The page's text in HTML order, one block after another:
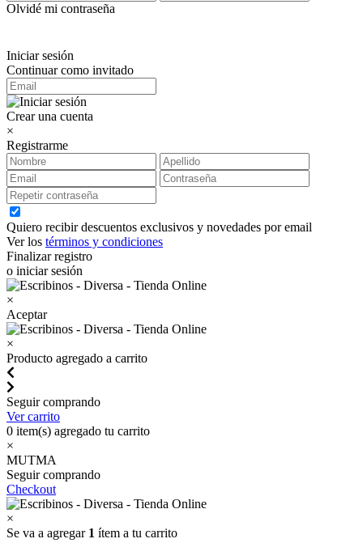
Olvidé mi contraseña
Iniciar sesión
Continuar como invitado
Crear una cuenta
×
Registrarme
Quiero recibir descuentos exclusivos y novedades por email
Ver los términos y condiciones
Finalizar registro
o iniciar sesión
×
Aceptar
×
Producto agregado a carrito
Seguir comprando
Ver carrito
0 item(s) agregado tu carrito
×
MUTMA
Seguir comprando
Checkout
×
Se va a agregar 1 ítem a tu carrito